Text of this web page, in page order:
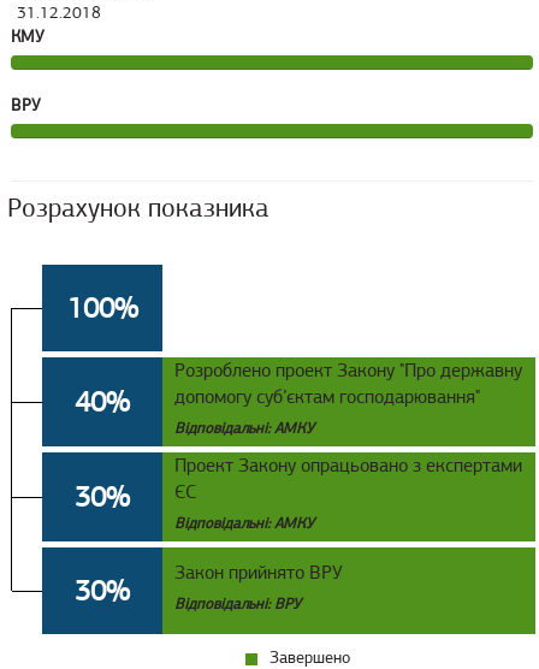
31.12.2018
КМУ
ВРУ
Розрахунок показника
100%
40%
Розроблено проект Закону "Про державну
допомогу суб’єктам господарювання"
Відповідальні: АМКУ
30%
Проект Закону опрацьовано з експертами
ЄС
Відповідальні: АМКУ
30% Закон прийнято ВРУ
Відповідальні: ВРУ
Завершено